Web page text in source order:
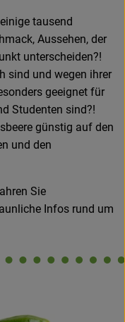
tausend
Aussehen, der
unterscheiden?!
sind und wegen ihrer
geeignet für
Studenten sind?!
günstig auf den
und den
Sie
Infos rund um